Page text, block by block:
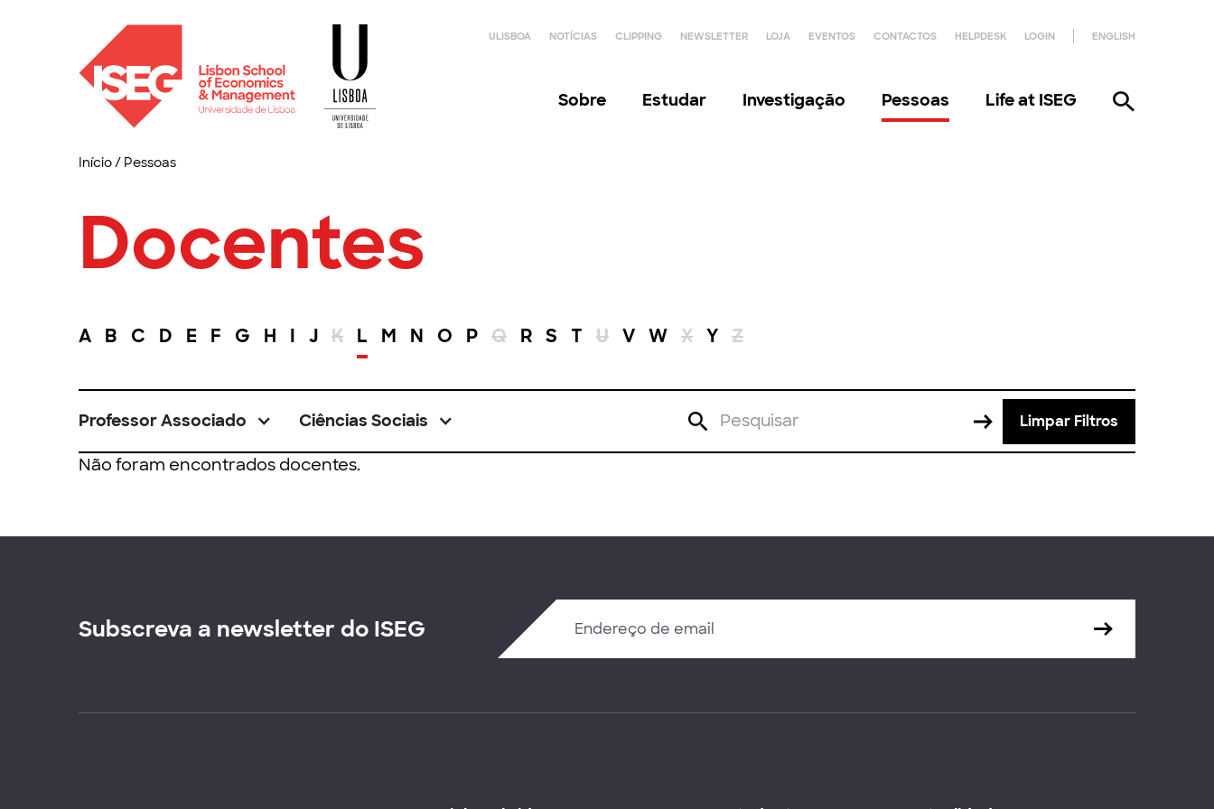
ULISBOA NOTÍCIAS CLIPPING NEWSLETTER LOJA EVENTOS CONTACTOS HELPDESK LOGIN ENGLISH
Sobre Estudar Investigação Pessoas Life at ISEG
Início/ Pessoas
Docentes
A B C D E F G H I J K L M N O P Q R S T U V W X Y Z
Professor Associado Ciências Sociais Limpar Filtros
Não foram encontrados docentes.
Subscreva a newsletter do ISEG